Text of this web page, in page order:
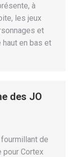
à
les jeux
et
en bas et
des JO
de
pour Cortex